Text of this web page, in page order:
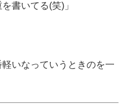
書いてる(笑)」
いなっていうときのを一